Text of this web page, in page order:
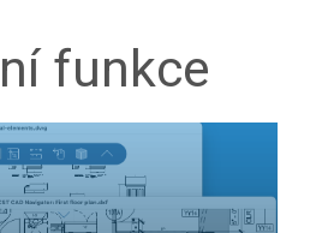
funkce